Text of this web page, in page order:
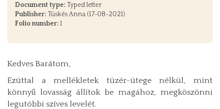
Document type: Typed letter
Publisher: Tüskés Anna (17-08-2021)
Folio number:1
Kedves Barátom,
Ezúttal a mellékletek tüzér-ütege nélkül, mint
könnyű lovasság állítok be magához, megköszönni
legutóbbi szíves levelét.